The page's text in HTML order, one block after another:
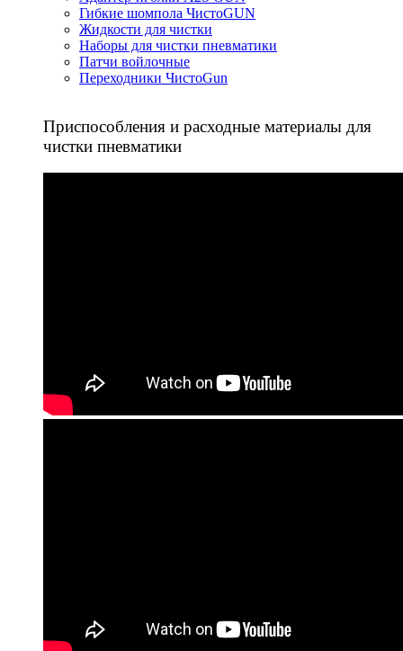
Гибкие шомпола ЧистоGUN
Жидкости для чистки
Наборы для чистки пневматики
Патчи войлочные
Переходники ЧистоGun
Приспособления и расходные материалы для
чистки пневматики